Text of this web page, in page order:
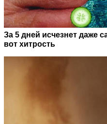
За 5 дней исчезнет даже
вот хитрость